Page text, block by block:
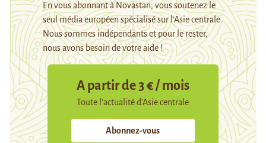
En vous abonnant à Novastan, vous soutenez le
seul média européen spécialisé sur l’Asie centrale.
Nous sommes indépendants et pour le rester,
nous avons besoin de votre aide !
A partir de 3 € / mois
Toute l’actualité d’Asie centrale
Abonnez-vous